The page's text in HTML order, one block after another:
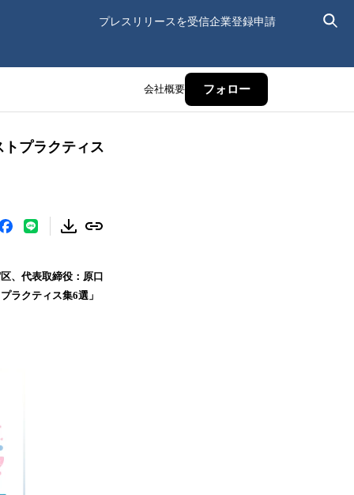
プレスリリースを受信企業登録申請
会社概要 フォロー
プラクティス
、代表取締役：原口
ラクティス集6選」